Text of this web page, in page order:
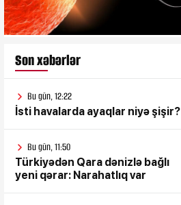
Son xəbərlər
Bu gün, 12:22
İsti havalarda ayaqlar niyə şişir?
Bu gün, 11:50
Türkiyədən Qara dənizlə bağlı
yeni qərar: Narahatlıq var